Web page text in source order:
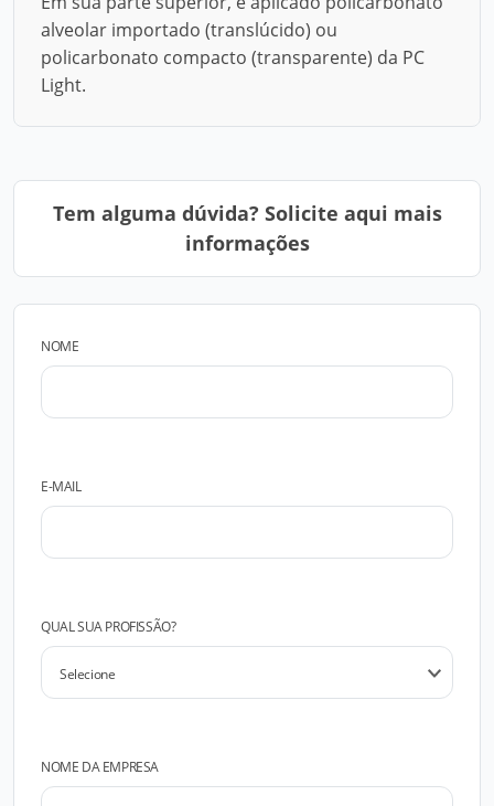
alveolar importado (translúcido) ou
policarbonato compacto (transparente) da PC
Light.
Tem alguma dúvida? Solicite aqui mais
informações
NOME
E-MAIL
QUAL SUA PROFISSÃO?
NOME DA EMPRESA